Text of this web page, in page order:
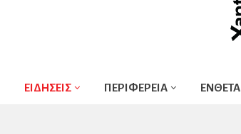
ΕΙΔΗΣΕΙΣ ΠΕΡΙΦΕΡΕΙΑ ΕΝΘΕΤΑ